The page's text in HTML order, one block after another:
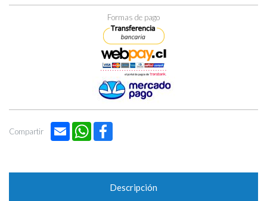
Formas de pago
Compartir Email WhatsApp
Descripción